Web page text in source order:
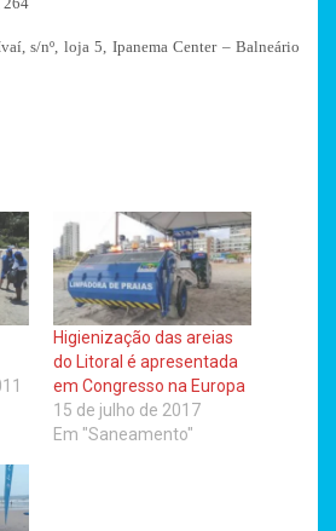
s/nº, loja 5, Ipanema Center – Balneário
Higienização das areias
do Litoral é apresentada
em Congresso na Europa
15 de julho de 2017
Em "Saneamento"